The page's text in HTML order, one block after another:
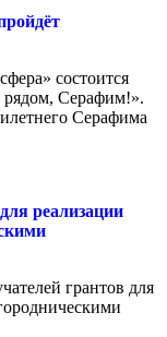
состоится
рядом, Серафим!».
Серафима
реализации
грантов для